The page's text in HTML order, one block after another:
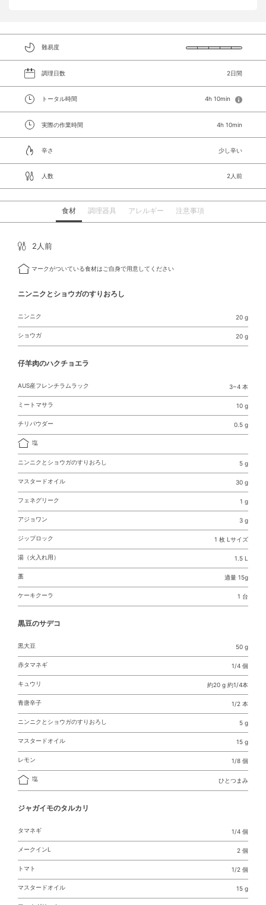
難易度
調理日数 2日間
トータル時間 4h 10min
実際の作業時間 4h 10min
辛さ 少し辛い
人数 2人前
食材 調理器具 アレルギー 注意事項
2人前
マークがついている食材はご自身で用意してください
ニンニクとショウガのすりおろし
ニンニク 20 g
ショウガ 20 g
仔羊肉のハクチョエラ
AUS産フレンチラムラック 3~4 本
ミートマサラ 10 g
チリパウダー 0.5 g
塩
ニンニクとショウガのすりおろし 5 g
マスタードオイル 30 g
フェネグリーク 1 g
アジョワン 3 g
ジップロック 1 枚 Lサイズ
湯（火入れ用） 1.5 L
藁 適量 15g
ケーキクーラ 1 台
黒豆のサデコ
黒大豆 50 g
赤タマネギ 1/4 個
キュウリ 約20 g 約1/4本
青唐辛子 1/2 本
ニンニクとショウガのすりおろし 5 g
マスタードオイル 15 g
レモン 1/8 個
塩 ひとつまみ
ジャガイモのタルカリ
タマネギ 1/4 個
メークインL 2 個
トマト 1/2 個
マスタードオイル 15 g